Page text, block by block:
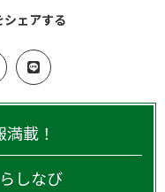
シェアする
載！
しなび